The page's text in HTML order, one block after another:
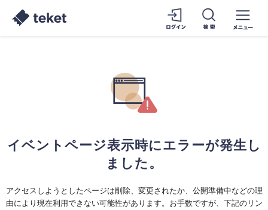
イベントページ表示時にエラーが発生し
ました。
アクセスしようとしたページは削除、変更されたか、公開準備中などの理
由により現在利用できない可能性があります。お手数ですが、下記のリン